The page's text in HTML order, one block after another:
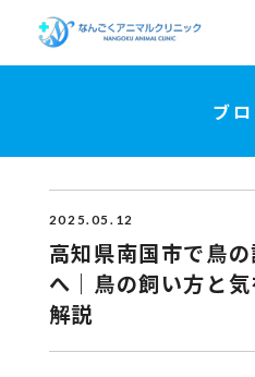
ブ
2025.05.12
高知県南国市で鳥
へ｜鳥の飼い方と
解説